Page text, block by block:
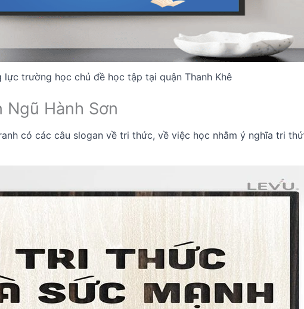
lực trường học chủ đề học tập tại quận Thanh Khê
Hành Sơn
có các câu slogan về tri thức, về việc học nhằm ý nghĩa tri